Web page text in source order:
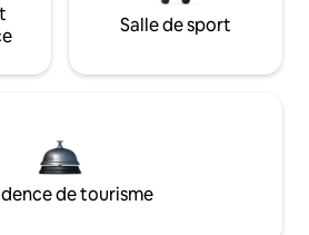
Salle de sport
de tourisme